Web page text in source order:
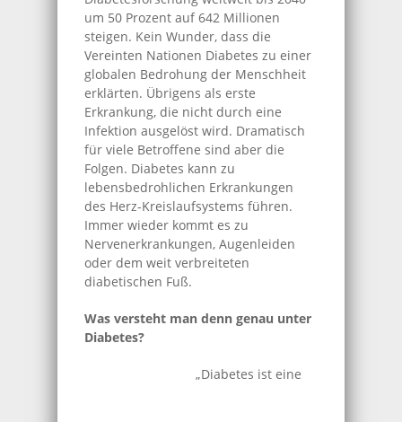
um 50 Prozent auf 642 Millionen
steigen. Kein Wunder, dass die
Vereinten Nationen Diabetes zu einer
globalen Bedrohung der Menschheit
erklärten. Übrigens als erste
Erkrankung, die nicht durch eine
Infektion ausgelöst wird. Dramatisch
für viele Betroffene sind aber die
Folgen. Diabetes kann zu
lebensbedrohlichen Erkrankungen
des Herz-Kreislaufsystems führen.
Immer wieder kommt es zu
Nervenerkrankungen, Augenleiden
oder dem weit verbreiteten
diabetischen Fuß.
Was versteht man denn genau unter
Diabetes?
„Diabetes ist eine